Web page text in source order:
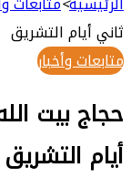
التشريق
الله